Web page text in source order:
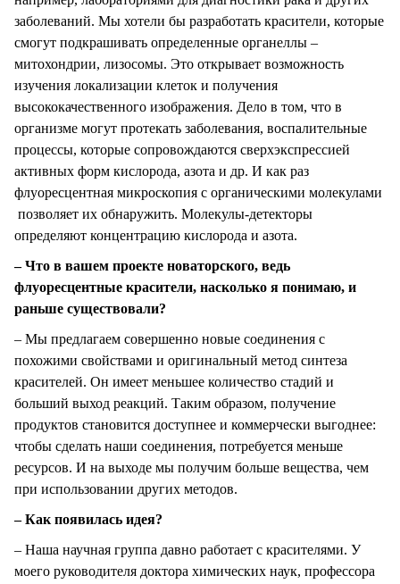
заболеваний. Мы хотели бы разработать красители, которые
смогут подкрашивать определенные органеллы –
митохондрии, лизосомы. Это открывает возможность
изучения локализации клеток и получения
высококачественного изображения. Дело в том, что в
организме могут протекать заболевания, воспалительные
процессы, которые сопровождаются сверхэкспрессией
активных форм кислорода, азота и др. И как раз
флуоресцентная микроскопия с органическими молекулами
позволяет их обнаружить. Молекулы-детекторы
определяют концентрацию кислорода и азота.
– Что в вашем проекте новаторского, ведь
флуоресцентные красители, насколько я понимаю, и
раньше существовали?
– Мы предлагаем совершенно новые соединения с
похожими свойствами и оригинальный метод синтеза
красителей. Он имеет меньшее количество стадий и
больший выход реакций. Таким образом, получение
продуктов становится доступнее и коммерчески выгоднее:
чтобы сделать наши соединения, потребуется меньше
ресурсов. И на выходе мы получим больше вещества, чем
при использовании других методов.
– Как появилась идея?
– Наша научная группа давно работает с красителями. У
моего руководителя доктора химических наук, профессора